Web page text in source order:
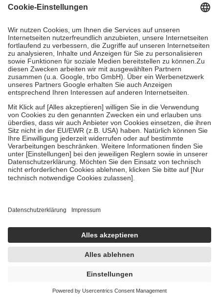
Grundsätzlich leisten Mitglieder Zuzahlungen in Höhe von zehn
höchstens zehn Euro.
Es sind jedoch nie mehr als die tatsächlichen
Kosten der Leistung zu entrichten.
Diese Regeln gelten grundsätzlich auch für Online-Apotheken.
Bei Heilmitteln und häuslicher Krankenpflege beträgt die
Zuzahlung zehn Prozent der Kosten sowie zehn Euro je
Verordnung.
Um das Engagement der Versicherten für ihre eigene Gesundheit zu
stärken und die besondere Stellung der Familie zu unterstützen,
fallenkeine Zuzahlungenan bei:
• Kindern und Jugendlichen bis zum vollendeten 18. Lebensjahr
mit Ausnahme der Fahrkosten
• Untersuchungen zur Vorsorge und Früherkennung, die von der
GKV getragen werden
• empfohlenen Schutzimpfungen
• Harn- und Blutteststreifen
getroffen, um sicherzustellen, dass es sich um echte Bewertungen
https://help.etrusted.com/hc/de/articles/4419944605341
Einige Bilder und Inhalte wurden unter Zuhilfenahme künstlicher